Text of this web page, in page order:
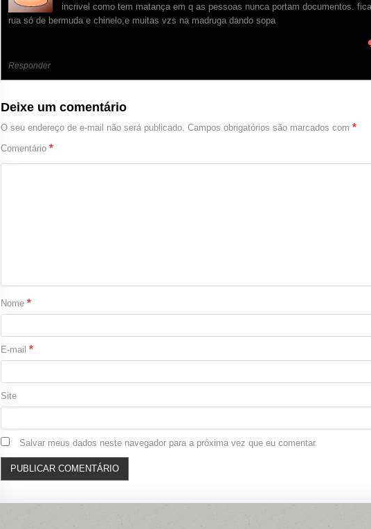
incrivel como tem matança em q as pessoas nunca portam documentos.
rua só de bermuda e chinelo,e muitas vzs na madruga dando sopa
Responder
Deixe um comentário
O seu endereço de e-mail não será publicado. Campos obrigatórios são marcados com *
Comentário *
Nome *
E-mail *
Site
Salvar meus dados neste navegador para a próxima vez que eu comentar.